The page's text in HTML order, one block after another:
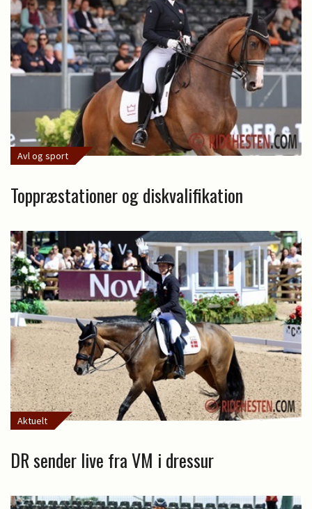
Avl og sport
Toppræstationer og diskvalifikation
Aktuelt
DR sender live fra VM i dressur